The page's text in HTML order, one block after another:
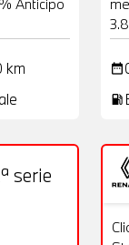
km date_range
local_gas_station
serie
18 Foto